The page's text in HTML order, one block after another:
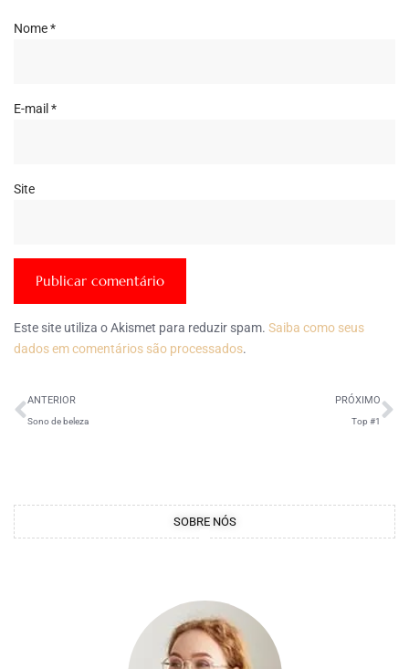
Nome*
E-mail *
Site
Este site utiliza o Akismet para reduzir spam. Saiba como seus
dados em comentários são processados.
ANTERIOR
Sono de beleza
PRÓXIMO
Top #1
SOBRE NÓS